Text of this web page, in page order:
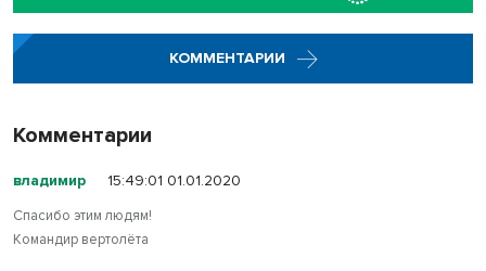
КОММЕНТАРИИ
Комментарии
владимир 15:49:01 01.01.2020
Спасибо этим людям!
Командир вертолёта